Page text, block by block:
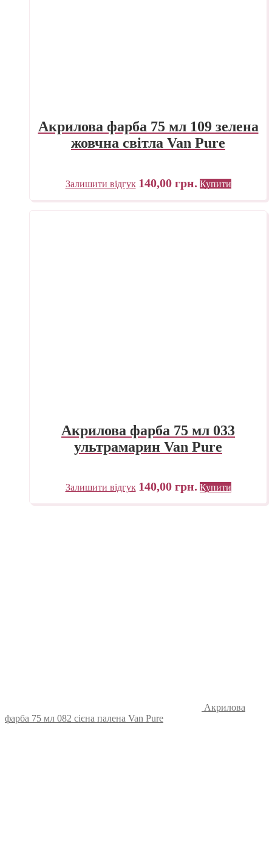
Акрилова фарба 75 мл 109 зелена
жовчна світла Van Pure
Залишити відгук 140,00 грн. Купити
Акрилова фарба 75 мл 033
ультрамарин Van Pure
Залишити відгук 140,00 грн. Купити
Акрилова
фарба 75 мл 082 сієна палена Van Pure